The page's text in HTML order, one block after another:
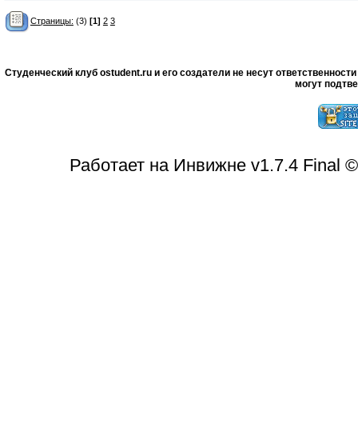
Страницы: (3) [1] 2 3
Студенческий клуб ostudent.ru и его создатели не несут
могут
Работает на Инвижне v1.7.4 Final